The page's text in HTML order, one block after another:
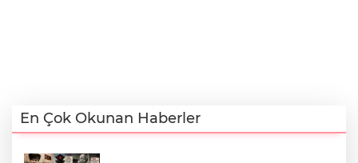
En Çok Okunan Haberler